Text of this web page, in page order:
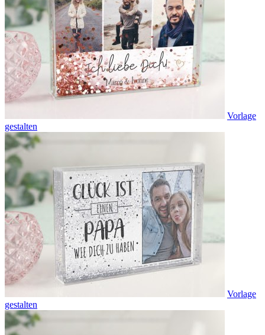
Vorlage
gestalten
Vorlage
gestalten